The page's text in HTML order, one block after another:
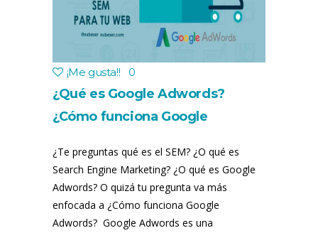
¡Me gusta!! 0
¿Qué es Google Adwords?
¿Cómo funciona Google
para tu web
¿Te preguntas qué es el SEM? ¿O qué es
Search Engine Marketing? ¿O qué es Google
Adwords? O quizá tu pregunta va más
enfocada a ¿Cómo funciona Google
Adwords? Google Adwords es una